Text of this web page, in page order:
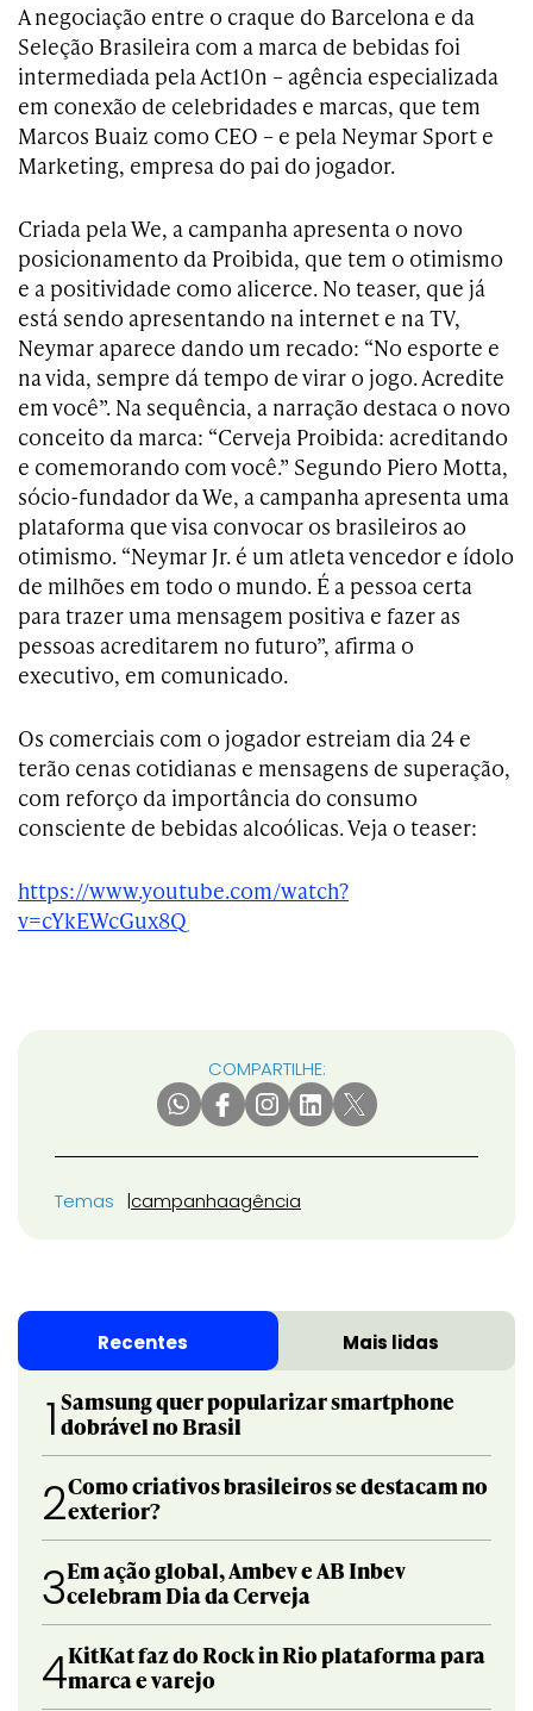
A negociação entre o craque do Barcelona e da
Seleção Brasileira com a marca de bebidas foi
intermediada pela Act10n – agência especializada
em conexão de celebridades e marcas, que tem
Marcos Buaiz como CEO – e pela Neymar Sport e
Marketing, empresa do pai do jogador.
Criada pela We, a campanha apresenta o novo
posicionamento da Proibida, que tem o otimismo
e a positividade como alicerce. No teaser, que já
está sendo apresentando na internet e na TV,
Neymar aparece dando um recado: “No esporte e
na vida, sempre dá tempo de virar o jogo. Acredite
em você”. Na sequência, a narração destaca o novo
conceito da marca: “Cerveja Proibida: acreditando
e comemorando com você.” Segundo Piero Motta,
sócio-fundador da We, a campanha apresenta uma
plataforma que visa convocar os brasileiros ao
otimismo. “Neymar Jr. é um atleta vencedor e ídolo
de milhões em todo o mundo. É a pessoa certa
para trazer uma mensagem positiva e fazer as
pessoas acreditarem no futuro”, afirma o
executivo, em comunicado.
Os comerciais com o jogador estreiam dia 24 e
terão cenas cotidianas e mensagens de superação,
com reforço da importância do consumo
consciente de bebidas alcoólicas. Veja o teaser:
https://www.youtube.com/watch?
v=cYkEWcGux8Q
COMPARTILHE:
Temas campanhaagência
Recentes Mais lidas
1 Samsung quer popularizar smartphone
dobrável no Brasil
2Como criativos brasileiros se destacam no
exterior?
3Em ação global, Ambev e AB Inbev
celebram Dia da Cerveja
4KitKat faz do Rock in Rio plataforma para
marca e varejo